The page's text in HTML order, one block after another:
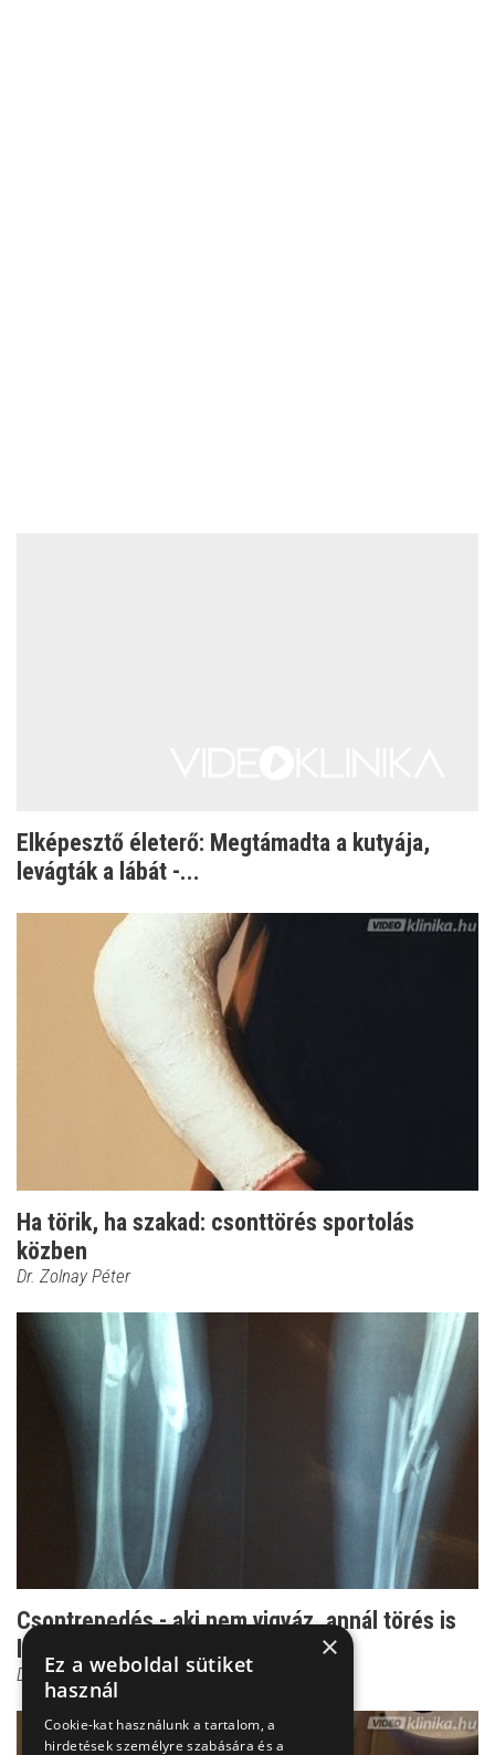
Elképesztő életerő: Megtámadta a kutyája,
levágták a lábát -...
Ha törik, ha szakad: csonttörés sportolás
közben
Dr. Zolnay Péter
Csontrepedés - aki nem vigyáz, annál törés is
lehet belőle!
Dr. Zolnay Péter
×
Ez a weboldal sütiket
használ
Cookie-kat használunk a tartalom, a
hirdetések személyre szabására és a